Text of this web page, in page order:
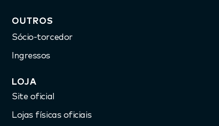
OUTROS
Sócio-torcedor
Ingressos
LOJA
Site oficial
Lojas físicas oficiais